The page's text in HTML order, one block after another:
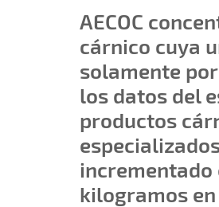
AECOC
cárnico cuya
solamente
los datos del
productos
incrementado
kilogramos